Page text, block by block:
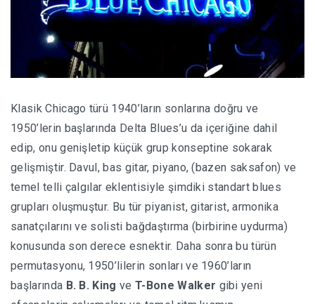
Klasik Chicago türü 1940’ların sonlarına doğru ve
1950’lerin başlarında Delta Blues’u da içeriğine dahil
edip, onu genişletip küçük grup konseptine sokarak
gelişmiştir. Davul, bas gitar, piyano, (bazen saksafon) ve
temel telli çalgılar eklentisiyle şimdiki standart blues
grupları oluşmuştur. Bu tür piyanist, gitarist, armonika
sanatçılarını ve solisti bağdaştırma (birbirine uydurma)
konusunda son derece esnektir. Daha sonra bu türün
permutasyonu, 1950’lilerin sonları ve 1960’ların
başlarında B. B. King veT-Bone Walker gibi yeni